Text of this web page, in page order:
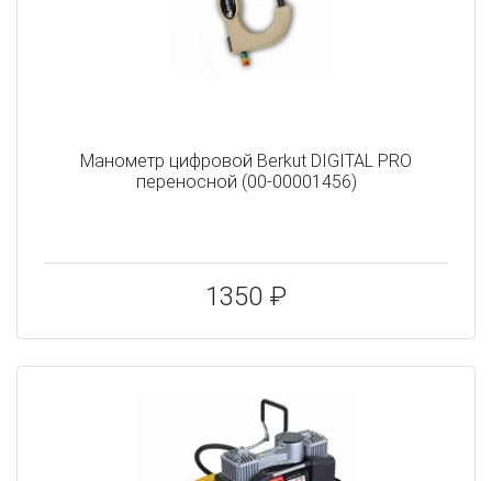
Манометр цифровой Berkut DIGITAL PRO
переносной (00-00001456)
1350 ₽